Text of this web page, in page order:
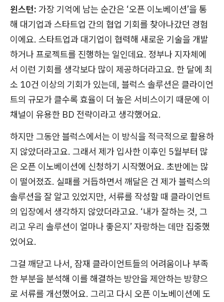
윈스턴: 가장 기억에 남는 순간은 ‘오픈 이노베이션’을 통
해 대기업과 스타트업 간의 협업 기회를 찾아나갔던 경험
이에요. 스타트업과 대기업이 협력해 새로운 기술을 개발
하거나 프로젝트를 진행하는 일인데요. 정부나 지자체에
서 이런 기회를 생각보다 많이 제공하더라고요. 한 달에 최
소 10건 이상의 기회가 있는데, 블럭스 솔루션은 클라이언
트의 규모가 클수록 효율이 더 높은 서비스이기 때문에 이
채널이 유용한 BD 전략이라고 생각했어요.
하지만 그동안 블럭스에서는 이 방식을 적극적으로 활용하
지 않았더라고요. 그래서 제가 입사한 이후인 5월부터 많
은 오픈 이노베이션에 신청하기 시작했어요. 초반에는 많
이 떨어졌죠. 실패를 거듭하면서 깨달은 건 제가 블럭스의
솔루션을 잘 알고 있었지만, 서류를 작성할 때 클라이언트
의 입장에서 생각하지 않았더라고요. ‘내가 잘하는 것, 그
리고 우리 솔루션이 얼마나 좋은지’ 자랑하는 데만 집중했
었어요.
그걸 깨닫고 나서, 잠재 클라이언트들의 어려움이나 부족
한 부분을 분석해 이를 해결하는 방안을 제안하는 방향으
로 서류를 개선했어요. 그리고 다시 오픈 이노베이션에 도